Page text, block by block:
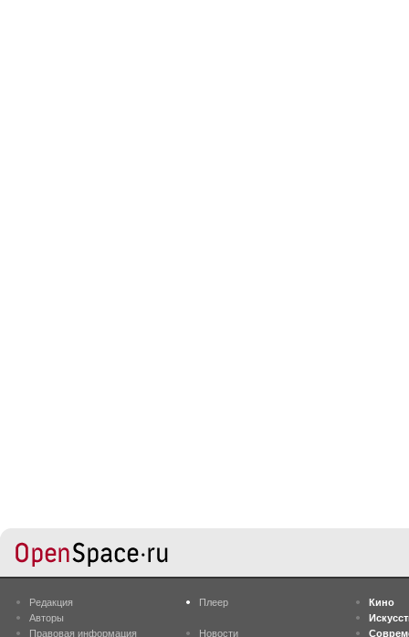
Редакция
Авторы
Правовая информация
Плеер
Новости
Кино